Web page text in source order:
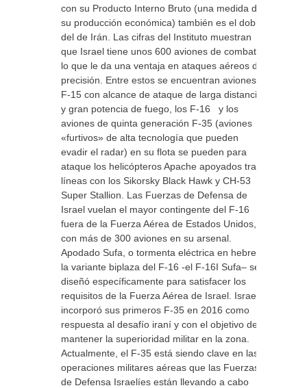
con su Producto Interno Bruto (una medida de
su producción económica) también es el doble
del de Irán. Las cifras del Instituto muestran
que Israel tiene unos 600 aviones de combate,
lo que le da una ventaja en ataques aéreos de
precisión. Entre estos se encuentran aviones
F-15 con alcance de ataque de larga distancia
y gran potencia de fuego, los F-16 y los
aviones de quinta generación F-35 (aviones
«furtivos» de alta tecnología que pueden
evadir el radar) en su flota se pueden para
ataque los helicópteros Apache apoyados tras
líneas con los Sikorsky Black Hawk y CH-53
Super Stallion. Las Fuerzas de Defensa de
Israel vuelan el mayor contingente del F-16
fuera de la Fuerza Aérea de Estados Unidos,
con más de 300 aviones en su arsenal.
Apodado Sufa, o tormenta eléctrica en hebreo,
la variante biplaza del F-16 -el F-16I Sufa– se
diseñó específicamente para satisfacer los
requisitos de la Fuerza Aérea de Israel. Israel
incorporó sus primeros F-35 en 2016 como
respuesta al desafío iraní y con el objetivo de
mantener la superioridad militar en la zona.
Actualmente, el F-35 está siendo clave en las
operaciones militares aéreas que las Fuerzas
de Defensa Israelíes están llevando a cabo